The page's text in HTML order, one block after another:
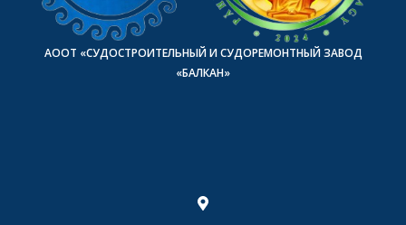
АООТ «СУДОСТРОИТЕЛЬНЫЙ И СУДОРЕМОНТНЫЙ ЗАВОД
«БАЛКАН»